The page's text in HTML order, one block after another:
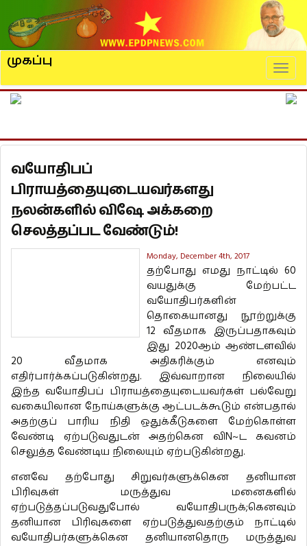
முகப்பு
வயோதிபப்
பிராயத்தையுடையவர்களது
நலன்களில் விஷே அக்கறை
செலத்தப்பட வேண்டும்!
Monday, December 4th, 2017
தற்போது எமது நாட்டில் 60
வயதுக்கு மேற்பட்ட
வயோதிபர்களின்
தொகையானது நூற்றுக்கு
12 வீதமாக இருப்பதாகவும்
இது 2020ஆம் ஆண்டளவில்
20 வீதமாக அதிகரிக்கும் எனவும்
எதிர்பார்க்கப்படுகின்றது. இவ்வாறான நிலையில்
இந்த வயோதிபப் பிராயத்தையுடையவர்கள் பல்வேறு
வகையிலான நோய்களுக்கு ஆட்படக்கூடும் என்பதால்
அதற்குப் பாரிய நிதி ஒதுக்கீடுகளை மேற்கொள்ள
வேண்டி ஏற்படுவதுடன் அதற்கென விN~ட கவனம்
செலுத்த வேண்டிய நிலையும் ஏற்படுகின்றது.
எனவே தற்போது சிறுவர்களுக்கென தனியான
பிரிவுகள் மருத்துவ மனைகளில்
ஏற்படுத்தப்படுவதுபோல் வயோதிபருக்;கெனவும்
தனியான பிரிவுகளை ஏற்படுத்துவதற்கும் நாட்டில்
வயோதிபர்களுக்கென தனியானதொரு மருத்துவ